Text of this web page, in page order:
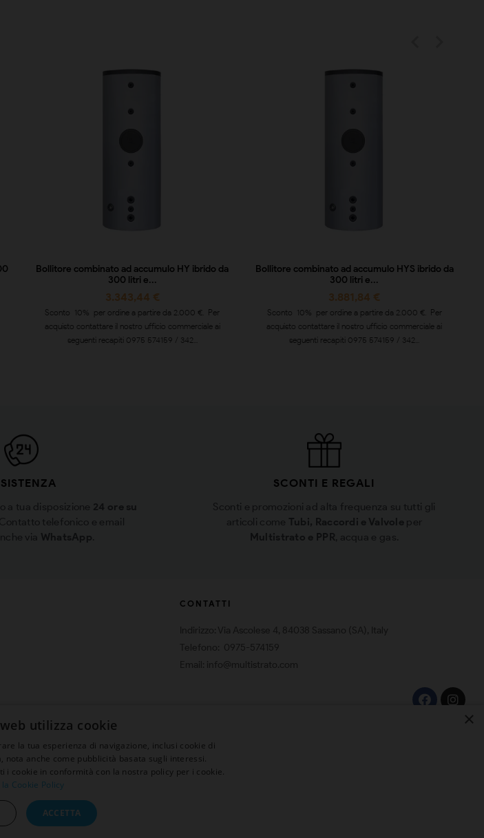
Bollitore combinato ad accumulo HY ibrido da
300 litri e...
3.343,44 €
Sconto 10% per ordine a partire da 2.000 €. Per
acquisto contattare il nostro ufficio commerciale ai
seguenti recapiti 0975 574159 / 342...
Bollitore combinato ad accumulo HYS ibrido da
300 litri e...
3.881,84 €
Sconto 10% per ordine a partire da 2.000 €. Per
acquisto contattare il nostro ufficio commerciale ai
seguenti recapiti 0975 574159 / 342...
a tua disposizione 24 ore su
Contatto telefonico e email
via WhatsApp
SCONTI E REGALI
Sconti e promozioni ad alta frequenza su tutti gli
articoli come Tubi, Raccordi e Valvole per
Multistrato e PPR , acqua e gas.
CONTATTI
×
utilizza cookie
la tua esperienza di navigazione, inclusi cookie di
anche come pubblicità basata sugli interessi.
cookie in conformità con la nostra policy per i cookie.
la Cookie Policy
ACCETTA